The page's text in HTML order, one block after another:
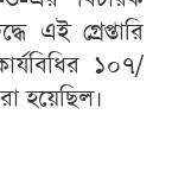
এই গ্রেপ্তারি
১০৭/
হয়েছিল।